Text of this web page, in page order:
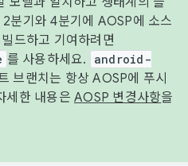
분기와 4분기에 AOSP에 소스
드하고 기여하려면
를 사용하세요.
android-
브랜치는 항상 AOSP에 푸시
세한 내용은 AOSP 변경사항을